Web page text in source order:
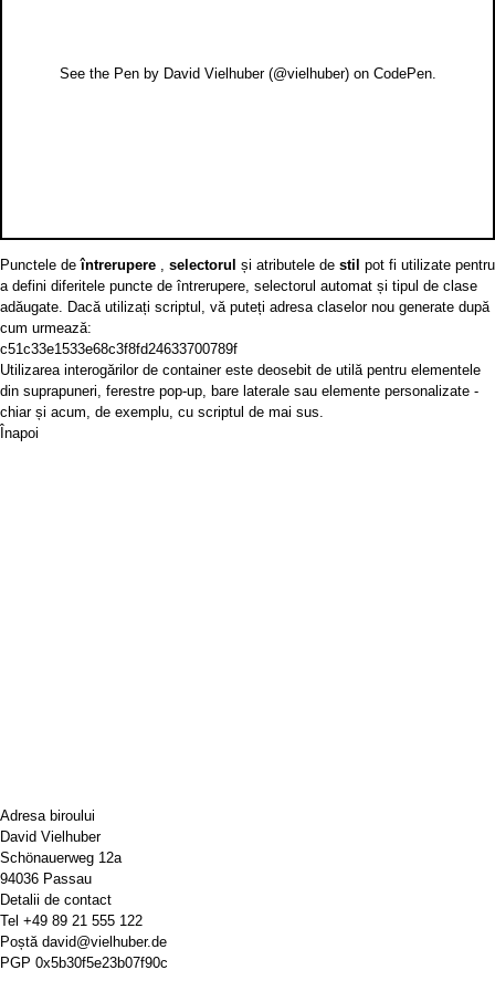
See the Pen by David Vielhuber (@vielhuber) on CodePen.
Punctele deîntrerupere selectorul și atributele de stil pot fi utilizate pentru
a defini diferitele puncte de întrerupere, selectorul automat și tipul de clase
adăugate. Dacă utilizați scriptul, vă puteți adresa claselor nou generate după
cum urmează:
c51c33e1533e68c3f8fd24633700789f
Utilizarea interogărilor de container este deosebit de utilă pentru elementele
din suprapuneri, ferestre pop-up, bare laterale sau elemente personalizate -
chiar și acum, de exemplu, cu scriptul de mai sus.
Înapoi
Adresa biroului
David Vielhuber
Schönauerweg 12a
94036 Passau
Detalii de contact
Tel +49 89 21 555 122
Poștă david@vielhuber.de
PGP 0x5b30f5e23b07f90c